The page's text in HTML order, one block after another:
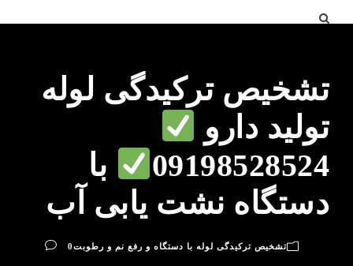
تشخیص ترکیدگی لوله
تولید دارو
09198528524
با
دستگاه نشت یابی آب
تشخیص ترکیدگی لوله با دستگاه و رفع نم و رطوبت0